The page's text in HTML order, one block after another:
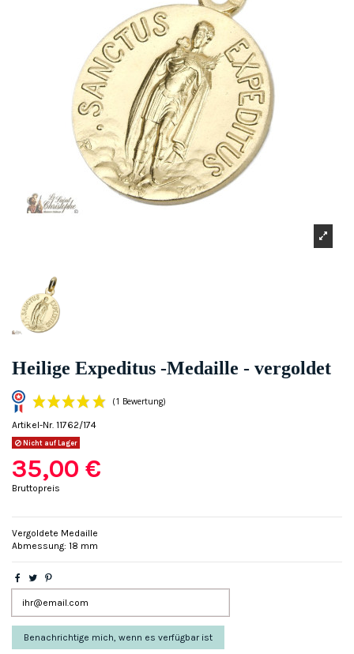
Heilige Expeditus -Medaille - vergoldet
Artikel-Nr. 11762/174
Nicht auf Lager
35,00 €
Bruttopreis
Vergoldete Medaille
Abmessung: 18 mm